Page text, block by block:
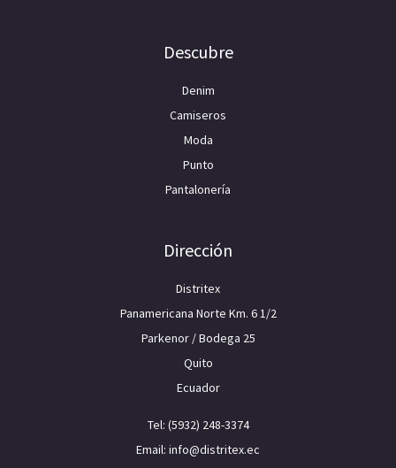
Descubre
Denim
Camiseros
Moda
Punto
Pantalonería
Dirección
Distritex
Panamericana Norte Km. 6 1/2
Parkenor / Bodega 25
Quito
Ecuador
Tel: (5932) 248-3374
Email: info@distritex.ec